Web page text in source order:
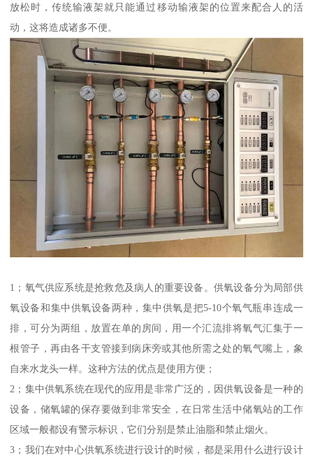
放松时，传统输液架就只能通过移动输液架的位置来配合人的活
动，这将造成诸多不便。
1；氧气供应系统是抢救危及病人的重要设备。供氧设备分为局部供
氧设备和集中供氧设备两种，集中供氧是把5-10个氧气瓶串连成一
排，可分为两组，放置在单的房间，用一个汇流排将氧气汇集于一
根管子，再由各干支管接到病床旁或其他所需之处的氧气嘴上，象
自来水龙头一样。这种方法的优点是使用方便；
2；集中供氧系统在现代的应用是非常广泛的，因供氧设备是一种的
设备，储氧罐的保存要做到非常安全，在日常生活中储氧站的工作
区域一般都设有警示标识，它们分别是禁止油脂和禁止烟火。
3；我们在对中心供氧系统进行设计的时候，都是采用什么进行设计